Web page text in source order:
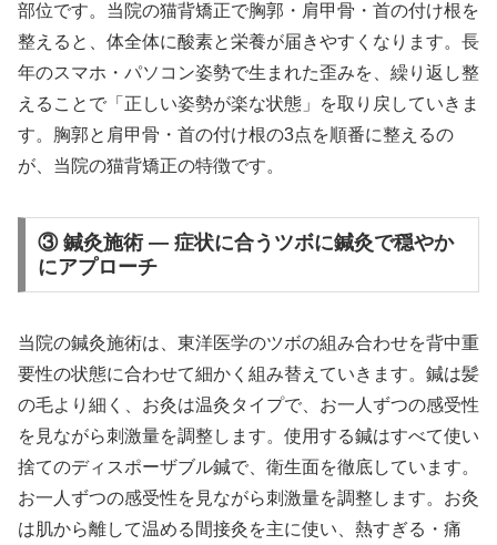
部位です。当院の猫背矯正で胸郭・肩甲骨・首の付け根を
整えると、体全体に酸素と栄養が届きやすくなります。長
年のスマホ・パソコン姿勢で生まれた歪みを、繰り返し整
えることで「正しい姿勢が楽な状態」を取り戻していきま
す。胸郭と肩甲骨・首の付け根の3点を順番に整えるの
が、当院の猫背矯正の特徴です。
③ 鍼灸施術 — 症状に合うツボに鍼灸で穏やか
にアプローチ
当院の鍼灸施術は、東洋医学のツボの組み合わせを背中重
要性の状態に合わせて細かく組み替えていきます。鍼は髪
の毛より細く、お灸は温灸タイプで、お一人ずつの感受性
を見ながら刺激量を調整します。使用する鍼はすべて使い
捨てのディスポーザブル鍼で、衛生面を徹底しています。
お一人ずつの感受性を見ながら刺激量を調整します。お灸
は肌から離して温める間接灸を主に使い、熱すぎる・痛